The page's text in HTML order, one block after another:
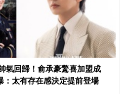
氣回歸！俞承豪驚喜加盟成
：太有存在感決定提前登場